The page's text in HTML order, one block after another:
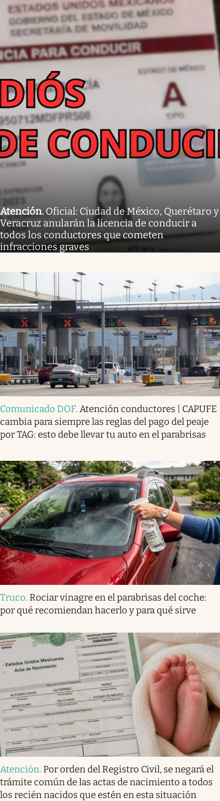
Atención.Oficial: Ciudad de México, Querétaro y
Veracruz anularán la licencia de conducir a
todos los conductores que cometen
infracciones graves
Comunicado DOF. Atención conductores | CAPUFE
cambia para siempre las reglas del pago del peaje
por TAG: esto debe llevar tu auto en el parabrisas
Truco. Rociar vinagre en el parabrisas del coche:
por qué recomiendan hacerlo y para qué sirve
Atención. Por orden del Registro Civil, se negará el
trámite común de las actas de nacimiento a todos
los recién nacidos que estén en esta situación